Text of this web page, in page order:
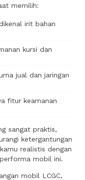
memilih:
irit bahan
kursi dan
jual dan jaringan
fitur keamanan
sangat praktis,
ketergantungan
realistis dengan
mobil ini.
mobil LCGC,